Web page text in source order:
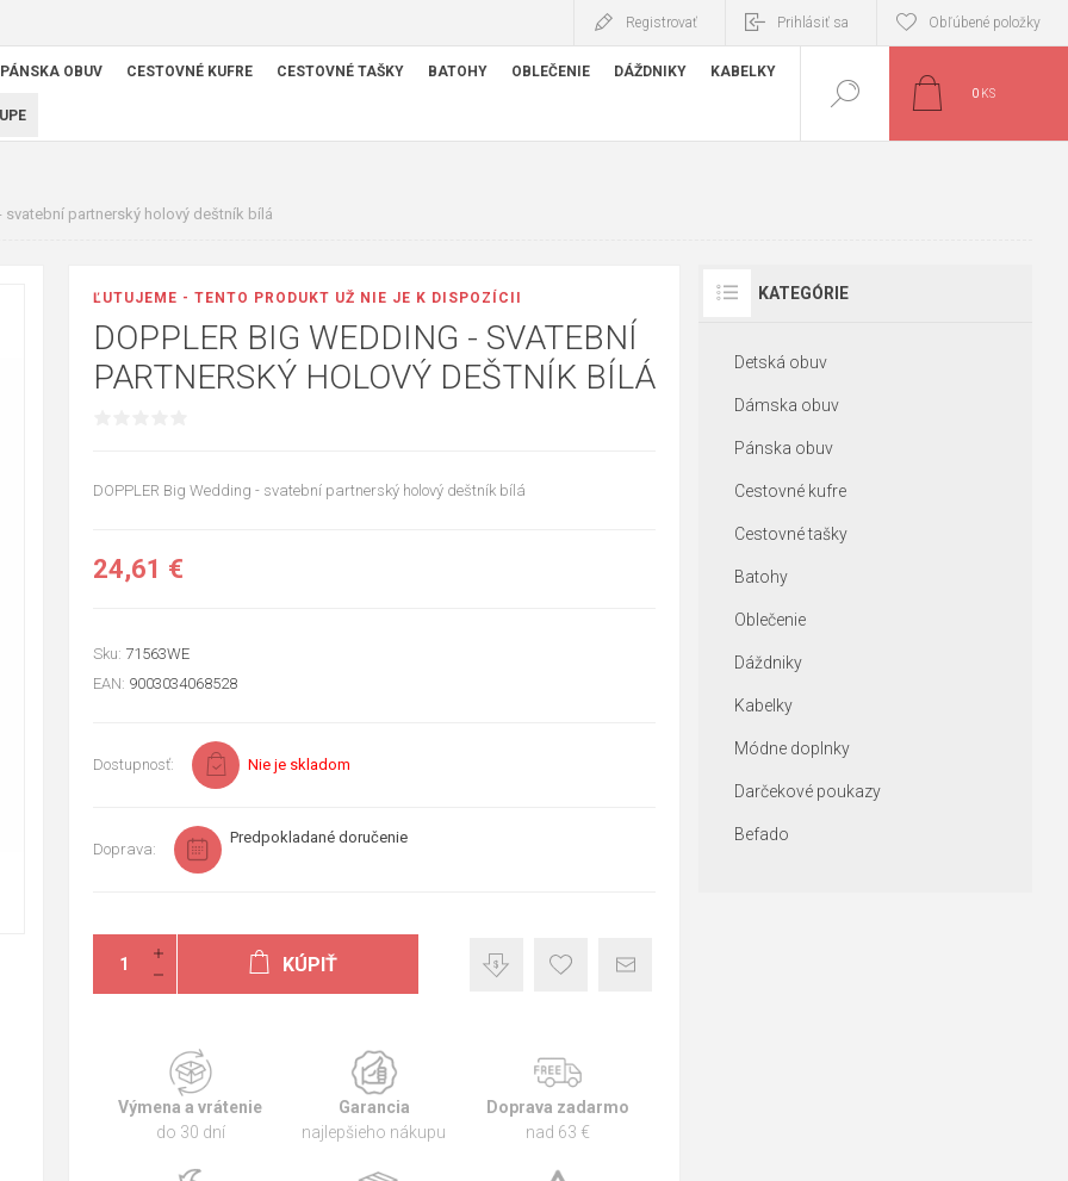
Registrovať Prihlásiť sa Obľúbené položky
PÁNSKA OBUV CESTOVNÉ KUFRE CESTOVNÉ TAŠKY BATOHY OBLEČENIE DÁŽDNIKY KABELKY
0 KS
svatební partnerský holový deštník bílá
ĽUTUJEME - TENTO PRODUKT UŽ NIE JE K DISPOZÍCII
DOPPLER BIG WEDDING - SVATEBNÍ
PARTNERSKÝ HOLOVÝ DEŠTNÍK BÍLÁ
DOPPLER Big Wedding - svatební partnerský holový deštník bílá
24,61 €
Sku: 71563WE
EAN: 9003034068528
Dostupnosť: Nie je skladom
Doprava:
Predpokladané doručenie
KÚPIŤ
Výmena a vrátenie
do 30 dní
Garancia
najlepšieho nákupu
Doprava zadarmo
nad 63 €
KATEGÓRIE
Detská obuv
Dámska obuv
Pánska obuv
Cestovné kufre
Cestovné tašky
Batohy
Oblečenie
Dáždniky
Kabelky
Módne doplnky
Darčekové poukazy
Befado